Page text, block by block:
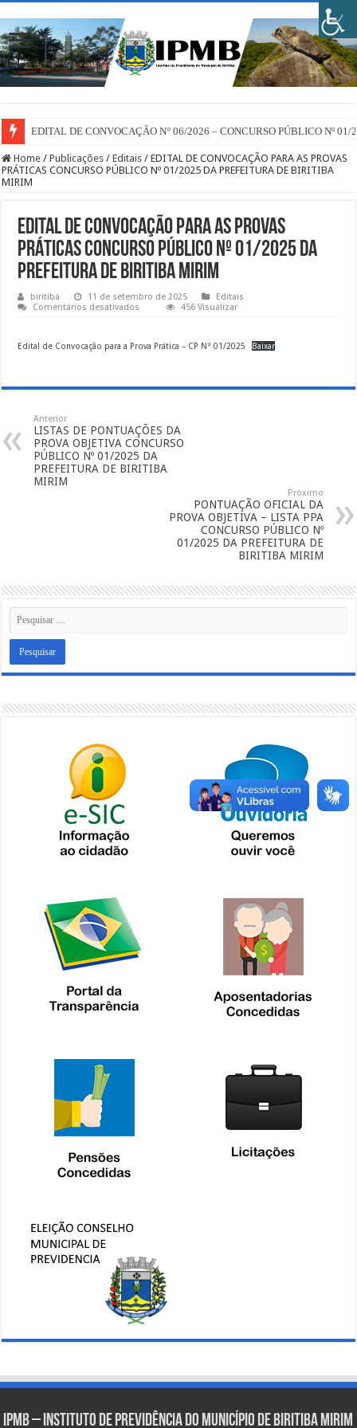
EDITAL DE CONVOCAÇÃO N° 06/2026 – CONCURSO PÚBLICO Nº 01/
Home / Publicações / Editais / EDITAL DE CONVOCAÇÃO PARA AS PROVAS
PRÁTICAS CONCURSO PÚBLICO Nº 01/2025 DA PREFEITURA DE BIRITIBA
MIRIM
EDITAL DE CONVOCAÇÃO PARA AS PROVAS
PRÁTICAS CONCURSO PÚBLICO Nº 01/2025 DA
PREFEITURA DE BIRITIBA MIRIM
biritiba 11 de setembro de 2025
Editais
Comentários desativados
PARA
CONCURSO
DA
PREFEITURA
DE
BIRITIBA
MIRIM
456 Visualizar
Edital de Convocação para a Prova Prática – CP N° 01/2025 Baixar
Anterior
LISTAS DE PONTUAÇÕES DA
PROVA OBJETIVA CONCURSO
PÚBLICO Nº 01/2025 DA
PREFEITURA DE BIRITIBA
MIRIM
Próximo
PONTUAÇÃO OFICIAL DA
PROVA OBJETIVA – LISTA PPA
CONCURSO PÚBLICO Nº
01/2025 DA PREFEITURA DE
BIRITIBA MIRIM
IPMB – Instituto de Previdência do Município de Biritiba Mirim